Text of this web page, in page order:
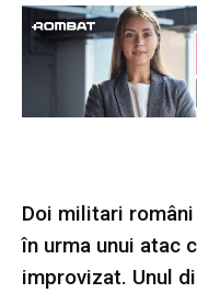
Doi militari
în urma unui atac
improvizat. Unul